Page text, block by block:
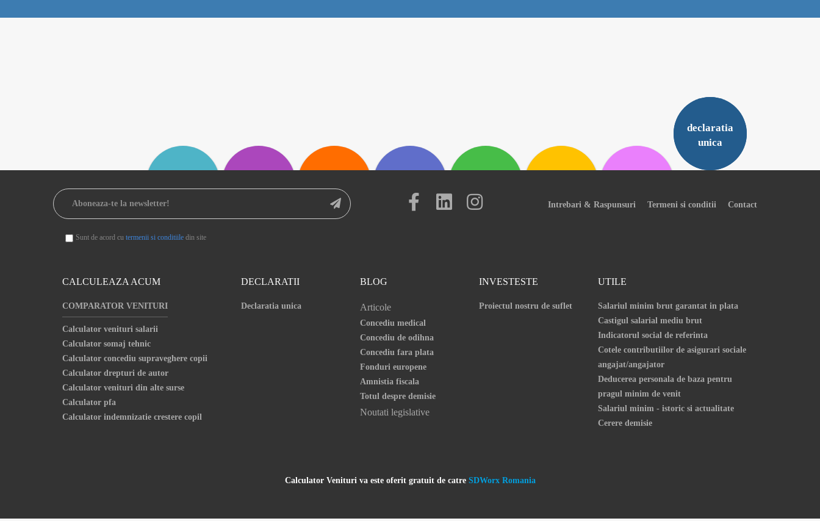
declaratia
unica
Sunt de acord cu termenii si conditiile din site
Intrebari & Raspunsuri Termeni si conditii Contact
CALCULEAZA ACUM
COMPARATOR VENITURI
Calculator venituri salarii
Calculator somaj tehnic
Calculator concediu supraveghere copii
Calculator drepturi de autor
Calculator venituri din alte surse
Calculator pfa
Calculator indemnizatie crestere copil
DECLARATII
Declaratia unica
BLOG
Articole
Concediu medical
Concediu de odihna
Concediu fara plata
Fonduri europene
Amnistia fiscala
Totul despre demisie
Noutati legislative
INVESTESTE
Proiectul nostru de suflet
UTILE
Salariul minim brut garantat in plata
Castigul salarial mediu brut
Indicatorul social de referinta
Cotele contributiilor de asigurari sociale
angajat/angajator
Deducerea personala de baza pentru
pragul minim de venit
Salariul minim - istoric si actualitate
Cerere demisie
Calculator Venituri va este oferit gratuit de catre SDWorx Romania